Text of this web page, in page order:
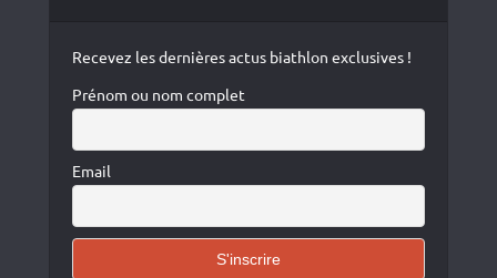
Recevez les dernières actus biathlon exclusives !
Prénom ou nom complet
Email